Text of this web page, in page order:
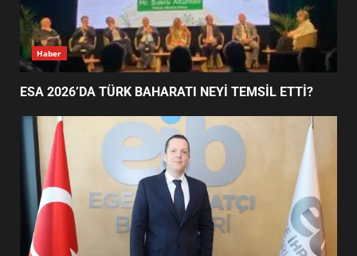
4
EDREMİT’İN GURURU TÜRKİYE
FİNALİNDE NE BAŞARDI?
5
UZATILDI: NE DEĞİŞTİ?
6
BURHANİYE SATRANÇ
TURNUVASI KAYITLARI NEYİ
DEĞİŞTİRİYOR?
Haber
ESA 2026’DA TÜRK BAHARATI NEYİ TEMSİL ETTİ?